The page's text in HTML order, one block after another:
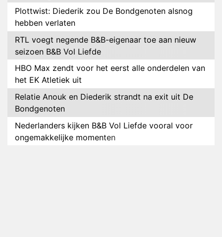
Plottwist: Diederik zou De Bondgenoten alsnog
hebben verlaten
RTL voegt negende B&B-eigenaar toe aan nieuw
seizoen B&B Vol Liefde
HBO Max zendt voor het eerst alle onderdelen van
het EK Atletiek uit
Relatie Anouk en Diederik strandt na exit uit De
Bondgenoten
Nederlanders kijken B&B Vol Liefde vooral voor
ongemakkelijke momenten